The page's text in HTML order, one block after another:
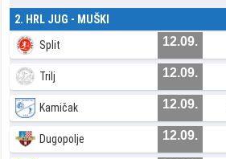
2. HRL JUG - MUŠKI
Split 12.09.
Trilj 12.09.
Kamičak 12.09.
Dugopolje 12.09.